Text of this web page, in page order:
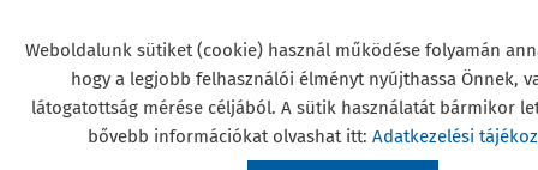
Weboldalunk sütiket (cookie) használ működése folyamán
hogy a legjobb felhasználói élményt nyújthassa Önnek,
látogatottság mérése céljából. A sütik használatát bármikor
bővebb információkat olvashat itt: Adatkezelési